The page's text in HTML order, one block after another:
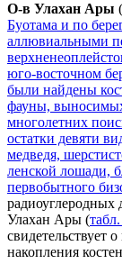
О-в Улахан Ары (
Буотама и по
аллювиальными
юго-восточном
были найдены
фауны, выносимых
многолетних
остатки девяти
медведя,
ленской лошади,
первобытного
радиоуглеродных
Улахан Ары (
свидетельствует
накопления